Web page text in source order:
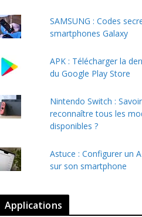
SAMSUNG : Codes
smartphones Galaxy
APK : Télécharger la
du Google Play Store
Nintendo Switch :
reconnaître tous les
disponibles ?
Astuce : Configurer un
sur son smartphone
Applications